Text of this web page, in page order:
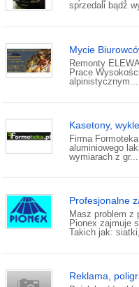
sprzedali bądź
Mycie
Remonty
Prace
alpinistycznym...
Kasetony,
Firma
aluminiowego
wymiarach z gr...
Profesjonalne
Masz problem z
Pionex zajmuje
Takich jak:
Reklama,